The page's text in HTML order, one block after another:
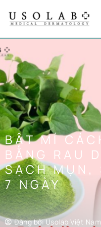
BẬT MÍ
BẰNG RAU
SẠCH MỤN,
7 NGÀY
Đăng bởiUsolab Việt Nam